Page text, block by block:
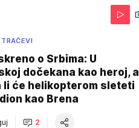
o Srbima: U
dočekana kao heroj, a
li će helikopterom sleteti
kao Brena
2